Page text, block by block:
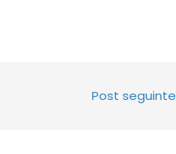
Post seguinte